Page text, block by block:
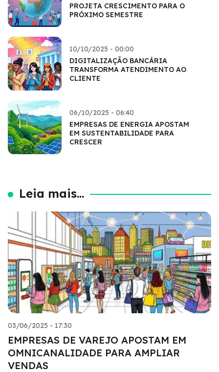
PROJETA CRESCIMENTO PARA O
PRÓXIMO SEMESTRE
10/10/2025 - 00:00
DIGITALIZAÇÃO BANCÁRIA
TRANSFORMA ATENDIMENTO AO
CLIENTE
06/10/2025 - 06:40
EMPRESAS DE ENERGIA APOSTAM
EM SUSTENTABILIDADE PARA
CRESCER
Leia mais...
03/06/2025 - 17:30
EMPRESAS DE VAREJO APOSTAM EM
OMNICANALIDADE PARA AMPLIAR
VENDAS